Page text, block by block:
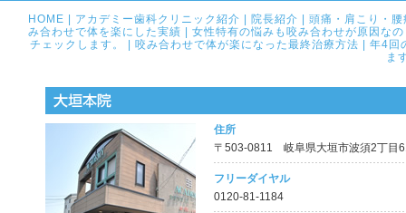
HOME アカデミー歯科クリニック紹介 院長紹介
頭痛・肩こり・
み合わせで体を楽にした実績
女性特有の悩みも咬み合わせが原因な
チェックします。
咬み合わせで体が楽になった最終治療方法
年4回
ま
住所
〒503-0811 岐阜県大垣市波須2丁目
フリーダイヤル
0120-81-1184